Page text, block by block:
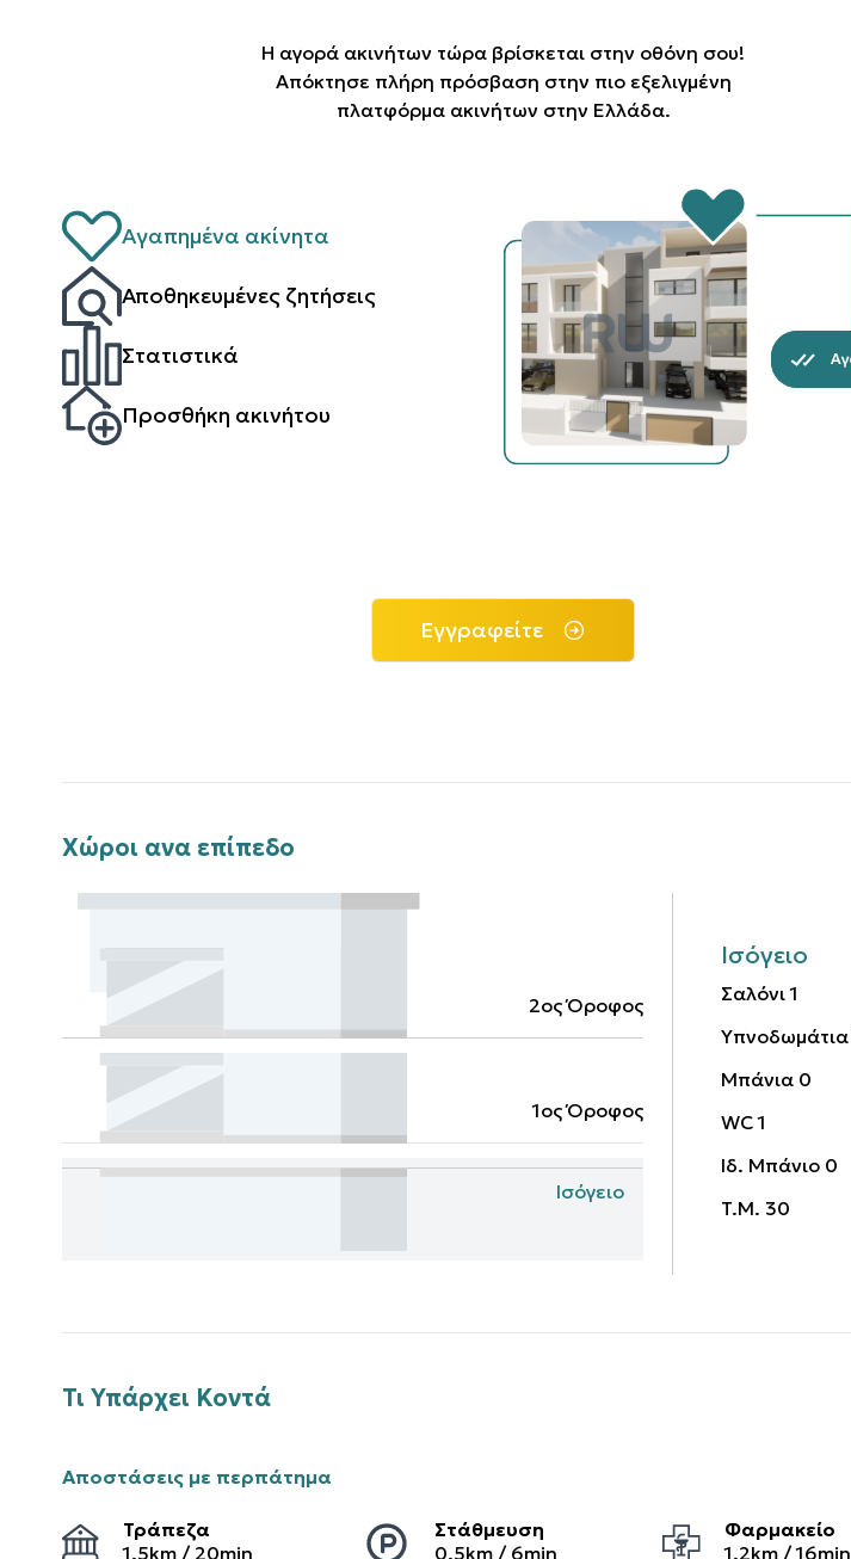
Η αγορά ακινήτων τώρα βρίσκεται στην οθόνη σου!
Απόκτησε πλήρη πρόσβαση στην πιο εξελιγμένη
πλατφόρμα ακινήτων στην Ελλάδα.
Αγαπημένα ακίνητα
Αποθηκευμένες ζητήσεις
Στατιστικά
Προσθήκη ακινήτου
Εγγραφείτε
Χώροι ανα επίπεδο
2ος Όροφος
1ος Όροφος
Ισόγειο
Ισόγειο
Σαλόνι 1
Υπνοδωμάτια
Μπάνια 0
WC 1
Ιδ. Μπάνιο 0
T.M. 30
Τι Υπάρχει Κοντά
Αποστάσεις με περπάτημα
Τράπεζα
1.5km / 20min
Στάθμευση
0.5km / 6min
Φαρμακείο
1.2km /16min